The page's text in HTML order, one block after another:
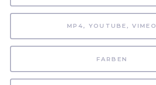
MP4, YOUTUBE, VIMEO
FARBEN